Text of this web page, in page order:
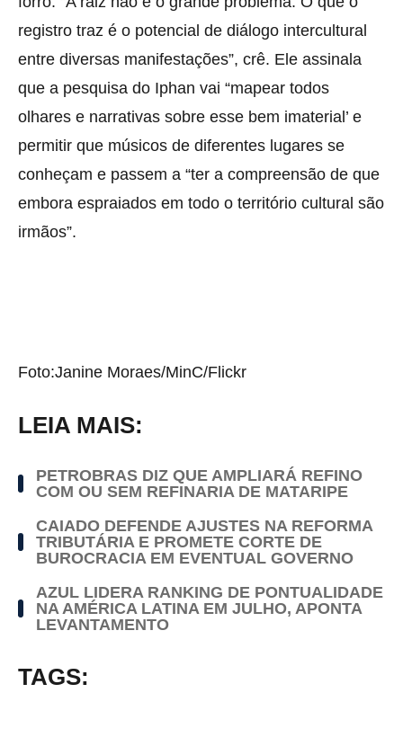
registro traz é o potencial de diálogo intercultural
entre diversas manifestações”, crê. Ele assinala
que a pesquisa do Iphan vai “mapear todos
olhares e narrativas sobre esse bem imaterial’ e
permitir que músicos de diferentes lugares se
conheçam e passem a “ter a compreensão de que
embora espraiados em todo o território cultural são
irmãos”.
Foto:Janine Moraes/MinC/Flickr
LEIA MAIS:
PETROBRAS DIZ QUE AMPLIARÁ REFINO
COM OU SEM REFINARIA DE MATARIPE
CAIADO DEFENDE AJUSTES NA REFORMA
TRIBUTÁRIA E PROMETE CORTE DE
BUROCRACIA EM EVENTUAL GOVERNO
AZUL LIDERA RANKING DE PONTUALIDADE
NA AMÉRICA LATINA EM JULHO, APONTA
LEVANTAMENTO
TAGS: